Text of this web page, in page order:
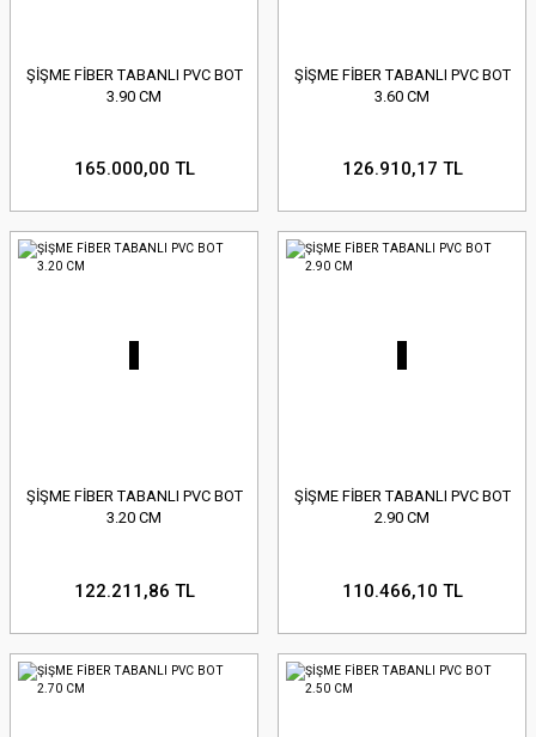
ŞİŞME FİBER TABANLI PVC BOT
3.90 CM
165.000,00 TL
ŞİŞME FİBER TABANLI PVC BOT
3.60 CM
126.910,17 TL
ŞİŞME FİBER TABANLI PVC BOT
3.20 CM
122.211,86 TL
ŞİŞME FİBER TABANLI PVC BOT
2.90 CM
110.466,10 TL